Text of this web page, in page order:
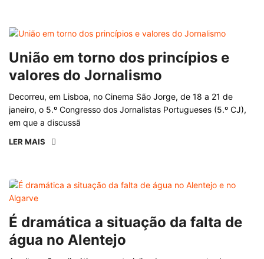
União em torno dos princípios e
valores do Jornalismo
Decorreu, em Lisboa, no Cinema São Jorge, de 18 a 21 de
janeiro, o 5.º Congresso dos Jornalistas Portugueses (5.º CJ),
em que a discussã
LER MAIS
É dramática a situação da falta de
água no Alentejo